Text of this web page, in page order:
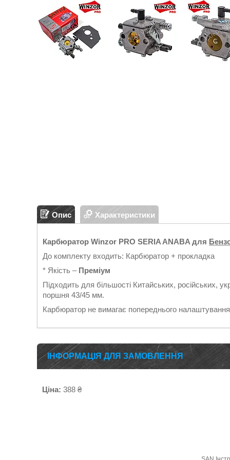
Опис Характеристики
Карбюратор Winzor PRO SERIA ANABA для
До комплекту входить: Карбюратор + прокладка
* Якість –Преміум
Підходить для більшості Китайських, російських,
поршня 43/45 мм.
Карбюратор не вимагає попереднього
ІНФОРМАЦІЯ ДЛЯ ЗАМОВЛЕННЯ
Ціна: 388 ₴